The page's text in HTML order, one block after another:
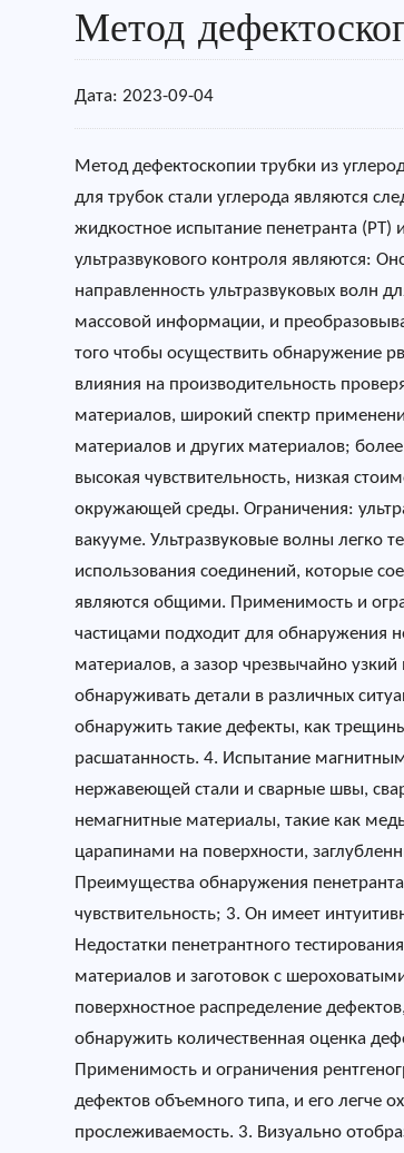
Метод
Дата: 2023-09-04
Метод дефектоскопии трубки из
для трубок стали углерода являются
жидкостное испытание пенетранта (PT)
ультразвукового контроля являются:
направленность ультразвуковых волн
массовой информации, и
того чтобы осуществить обнаружение
влияния на производительность
материалов, широкий спектр
материалов и других материалов;
высокая чувствительность, низкая
окружающей среды. Ограничения:
вакууме. Ультразвуковые волны легко
использования соединений, которые
являются общими. Применимость и
частицами подходит для обнаружения
материалов, а зазор чрезвычайно
обнаруживать детали в различных
обнаружить такие дефекты, как
расшатанность. 4. Испытание
нержавеющей стали и сварные швы,
немагнитные материалы, такие как
царапинами на поверхности,
Преимущества обнаружения
чувствительность; 3. Он имеет
Недостатки пенетрантного
материалов и заготовок с
поверхностное распределение
обнаружить количественная оценка
Применимость и ограничения
дефектов объемного типа, и его легче
прослеживаемость. 3. Визуально